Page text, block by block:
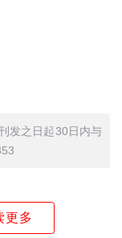
发之日起30日内与
更多